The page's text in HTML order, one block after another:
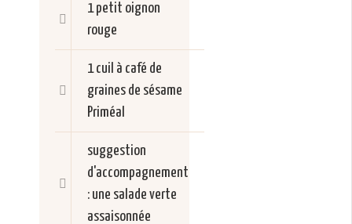
1 petit oignon
rouge
1 cuil à café de
graines de sésame
Priméal
suggestion
d'accompagnement
: une salade verte
assaisonnée